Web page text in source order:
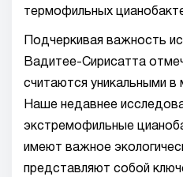
термофильных
Подчеркивая важность
Вадитее-Сирисатта
считаются уникальными в
Наше недавнее
экстремофильные
имеют важное
представляют собой